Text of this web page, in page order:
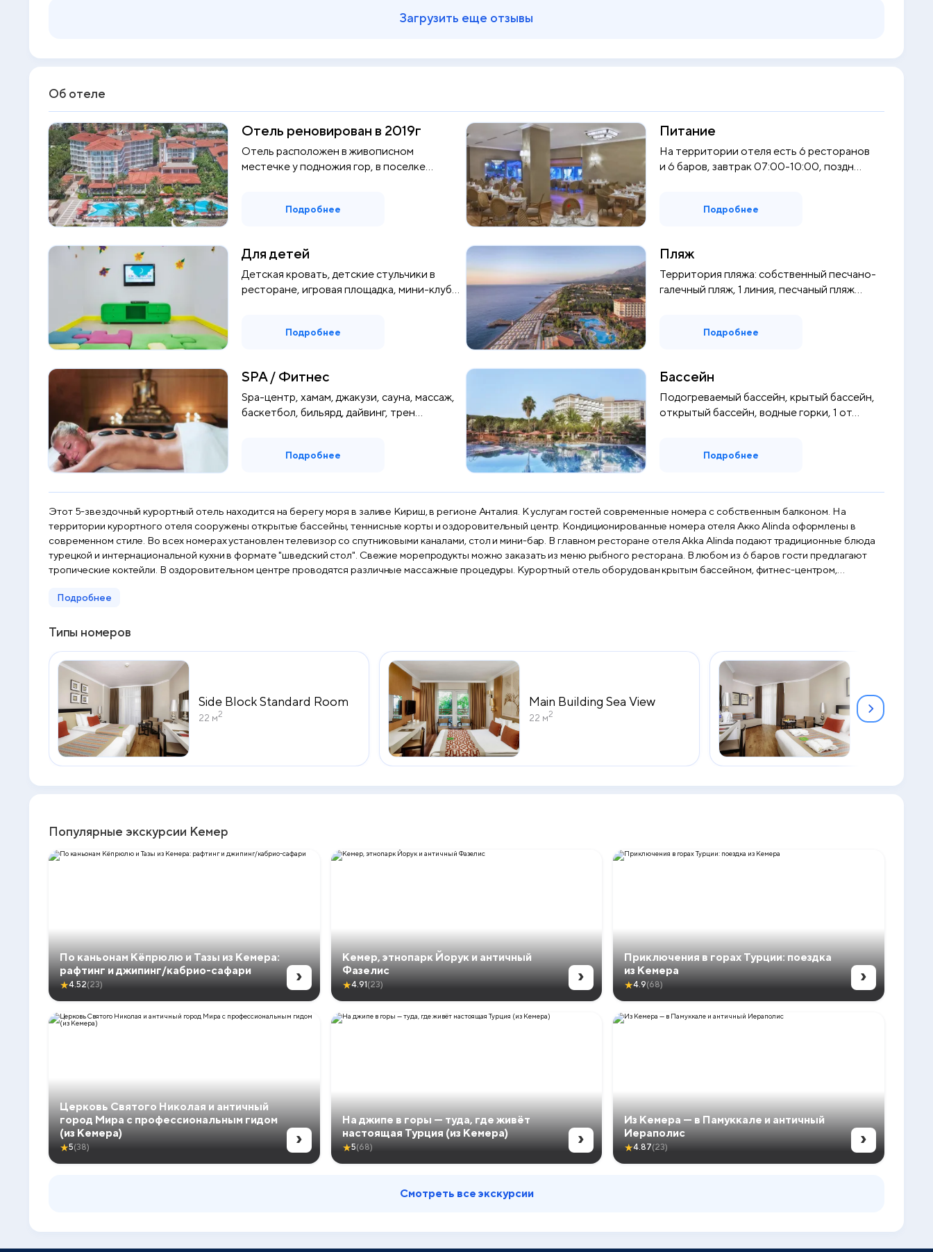
Загрузить еще отзывы
Об отеле
Отель реновирован в 2019г
Отель расположен в живописном
местечке у подножия гор, в поселке
Подробнее
Питание
На территории отеля есть 6 ресторанов
и 6 баров, завтрак 07:00-10:00, поздн...
Подробнее
Для детей
Детская кровать, детские стульчики в
ресторане, игровая площадка, мини-клуб...
Подробнее
Пляж
Территория пляжа: собственный песчано-
галечный пляж, 1 линия, песчаный пляж...
Подробнее
SPA / Фитнес
Spa-центр, хамам, джакузи, сауна, массаж,
баскетбол, бильярд, дайвинг, трен...
Подробнее
Бассейн
Подогреваемый бассейн, крытый бассейн,
открытый бассейн, водные горки, 1 от...
Подробнее
Этот 5-звездочный курортный отель находится на берегу моря в заливе Кириш, в регионе Анталия. К услугам гостей современные номера с собственным балконом. На
территории курортного отеля сооружены открытые бассейны, теннисные корты и оздоровительный центр. Кондиционированные номера отеля Акко Alinda оформлены в
современном стиле. Во всех номерах установлен телевизор со спутниковыми каналами, стол и мини-бар. В главном ресторане отеля Akka Alinda подают традиционные блюда
турецкой и интернациональной кухни в формате "шведский стол". Свежие морепродукты можно заказать из меню рыбного ресторана. В любом из 6 баров гости предлагают
тропические коктейли. В оздоровительном центре проводятся различные массажные процедуры. Курортный отель оборудован крытым бассейном, фитнес-центром,
аниматоров курортного отеля Акка Alinda организует различные мероприятия в течение дня, в том числе занятия аэробикой, гимнастикой и водные игры. В амфитеатре
бесплатная частная парковка.
Подробнее
Типы номеров
Side Block Standard Room
22 м2
Main Building Sea View
22 м2
Comfort
28 м2
Популярные экскурсии Кемер
По каньонам Кёпрюлю и Тазы из Кемера:
рафтинг и джипинг/кабрио-сафари
★4.52(23) ›
Кемер, этнопарк Йорук и античный
Фазелис
★4.91 (23) ›
Приключения в горах Турции: поездка
из Кемера
★4.9(68) ›
Церковь Святого Николая и античный
город Мира с профессиональным гидом
(из Кемера)
★5(38) ›
На джипе в горы — туда, где живёт
настоящая Турция (из Кемера)
★5(68) ›
Из Кемера — в Памуккале и античный
Иераполис
★4.87(23) ›
Смотреть все экскурсии